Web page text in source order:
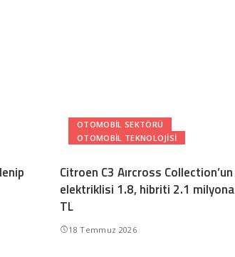
OTOMOBIL SEKTÖRÜ
OTOMOBIL TEKNOLOJISI
Citroen C3 Aırcross Collection’un
elektriklisi 1.8, hibriti 2.1 milyona
TL
18 Temmuz 2026